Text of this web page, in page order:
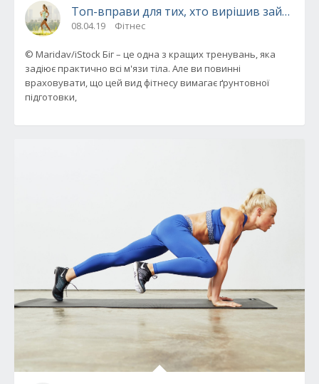
Топ-вправи для тих, хто вирішив
08.04.19 Фітнес
© Maridav/iStock Біг – це одна з кращих тренувань, яка
задіює практично всі м'язи тіла. Але ви повинні
враховувати, що цей вид фітнесу вимагає ґрунтовної
підготовки,